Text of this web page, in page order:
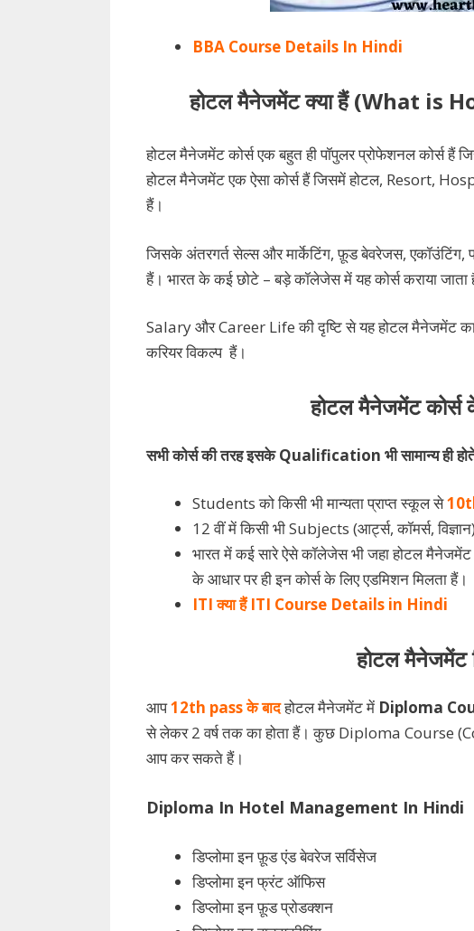
BBA Course Details In Hindi
होटल मैनेजमेंट क्या हैं (What
होटल मैनेजमेंट कोर्स एक बहुत ही पॉपुलर प्रोफेशनल कोर्स हैं
होटल मैनेजमेंट एक ऐसा कोर्स हैं जिसमें होटल, Resort,
हैं।
जिसके अंतरगर्त सेल्स और मार्केटिंग, फ़ूड बेवरेजस,
हैं। भारत के कई छोटे – बड़े कॉलेजेस में यह कोर्स कराया जाता
Salary और Career Life की दृष्टि से यह होटल मैनेजमेंट
करियर विकल्प हैं।
होटल मैनेजमेंट कोर्स
सभी कोर्स की तरह इसके Qualification भी सामान्य ही
Students को किसी भी मान्यता प्राप्त स्कूल से
12 वीं में किसी भी Subjects (आर्ट्स, कॉमर्स,
भारत में कई सारे ऐसे कॉलेजेस भी जहा होटल
के आधार पर ही इन कोर्स के लिए एडमिशन मिलता हैं।
ITIक्या हैंITI Course Details in Hindi
होटल मैनेजमेंट
आप12th pass के बादहोटल मैनेजमेंट में Diploma
से लेकर 2 वर्ष तक का होता हैं। कुछ Diploma Course
आप कर सकते हैं।
Diploma In Hotel Management In Hindi
डिप्लोमा इन फ़ूड एंड बेवरेज सर्विसेज
डिप्लोमा इन फ्रंट ऑफिस
डिप्लोमा इन फ़ूड प्रोडक्शन